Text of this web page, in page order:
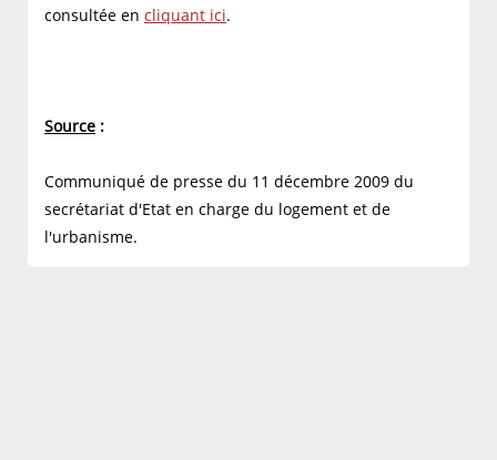
consultée en cliquant ici.
Source :
Communiqué de presse du 11 décembre 2009 du
secrétariat d'Etat en charge du logement et de
l'urbanisme.